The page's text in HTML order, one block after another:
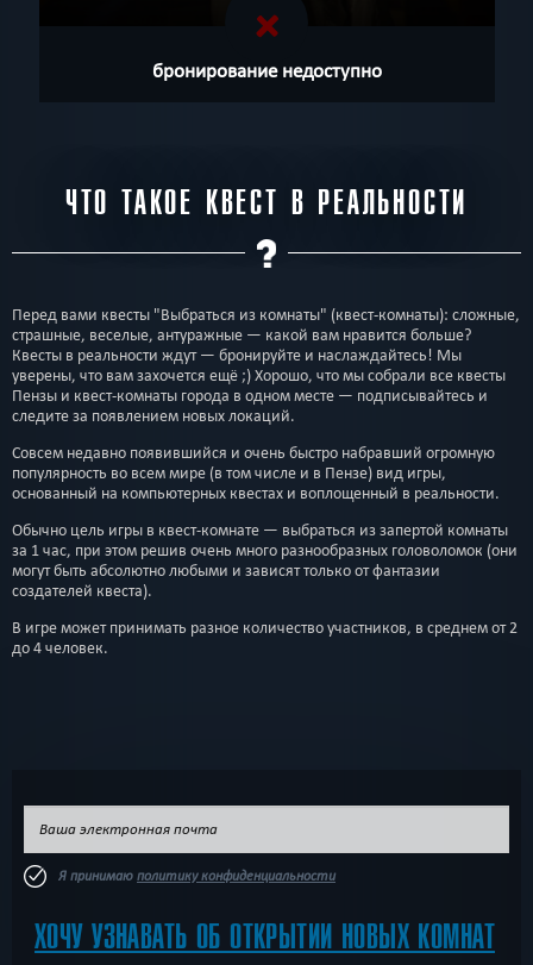
бронирование недоступно
ЧТО ТАКОЕ КВЕСТ В РЕАЛЬНОСТИ
Перед вами квесты "Выбраться из комнаты" (квест-комнаты): сложные,
страшные, веселые, антуражные — какой вам нравится больше?
Квесты в реальности ждут — бронируйте и наслаждайтесь! Мы
уверены, что вам захочется ещё ;) Хорошо, что мы собрали все квесты
Пензы и квест-комнаты города в одном месте — подписывайтесь и
следите за появлением новых локаций.
Совсем недавно появившийся и очень быстро набравший огромную
популярность во всем мире (в том числе и в Пензе) вид игры,
основанный на компьютерных квестах и воплощенный в реальности.
Обычно цель игры в квест-комнате — выбраться из запертой комнаты
за 1 час, при этом решив очень много разнообразных головоломок (они
могут быть абсолютно любыми и зависят только от фантазии
создателей квеста).
В игре может принимать разное количество участников, в среднем от 2
до 4 человек.
Я принимаю политику конфиденциальности
ХОЧУ УЗНАВАТЬ ОБ ОТКРЫТИИ НОВЫХ КОМНАТ